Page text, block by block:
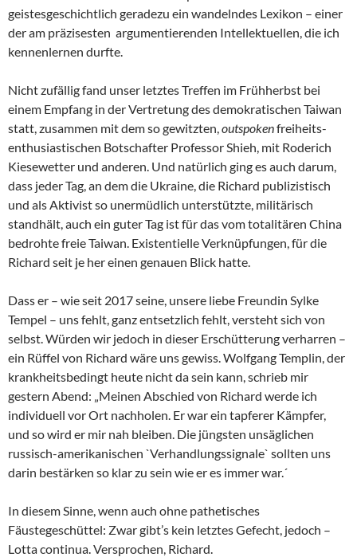
geistesgeschichtlich geradezu ein wandelndes Lexikon – einer
der am präzisesten argumentierenden Intellektuellen, die ich
kennenlernen durfte.
Nicht zufällig fand unser letztes Treffen im Frühherbst bei
einem Empfang in der Vertretung des demokratischen Taiwan
statt, zusammen mit dem so gewitzten,outspokenfreiheits-
enthusiastischen Botschafter Professor Shieh, mit Roderich
Kiesewetter und anderen. Und natürlich ging es auch darum,
dass jeder Tag, an dem die Ukraine, die Richard publizistisch
und als Aktivist so unermüdlich unterstützte, militärisch
standhält, auch ein guter Tag ist für das vom totalitären China
bedrohte freie Taiwan. Existentielle Verknüpfungen, für die
Richard seit je her einen genauen Blick hatte.
Dass er – wie seit 2017 seine, unsere liebe Freundin Sylke
Tempel – uns fehlt, ganz entsetzlich fehlt, versteht sich von
selbst. Würden wir jedoch in dieser Erschütterung verharren –
ein Rüffel von Richard wäre uns gewiss. Wolfgang Templin, der
krankheitsbedingt heute nicht da sein kann, schrieb mir
gestern Abend: „Meinen Abschied von Richard werde ich
individuell vor Ort nachholen. Er war ein tapferer Kämpfer,
und so wird er mir nah bleiben. Die jüngsten unsäglichen
russisch-amerikanischen `Verhandlungssignale` sollten uns
darin bestärken so klar zu sein wie er es immer war.´
In diesem Sinne, wenn auch ohne pathetisches
Fäustegeschüttel: Zwar gibt’s kein letztes Gefecht, jedoch –
Lotta continua. Versprochen, Richard.